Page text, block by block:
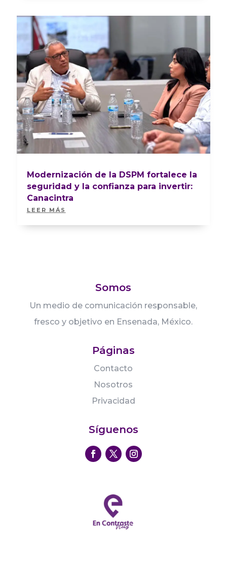
Modernización de la DSPM fortalece la
seguridad y la confianza para invertir:
Canacintra
LEER MÁS
Somos
Un medio de comunicación responsable,
fresco y objetivo en Ensenada, México.
Páginas
Contacto
Nosotros
Privacidad
Síguenos